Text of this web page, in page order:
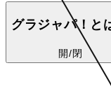
グラジャパ！と
開/閉